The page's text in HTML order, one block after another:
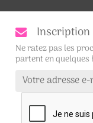
Ne ratez pas les
partent en quelques